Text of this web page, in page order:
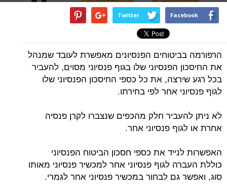
Facebook
Twitter
הרפורמה בביטוחים הפנסיונים מאפשרת לעובד שמנהל
את החיסכון הפנסיוני שלו בגוף פנסיוני מסוים, להעביר
בכל רגע שירצה, את כל כספי החיסכון הפנסיוני שלו
לגוף פנסיוני אחר לפי בחירתו.
לא ניתן להעביר חלק מהכפים שנצברו לקרן פנסיה
אחרת או לגוף פנסיוני אחר.
האפשרות לנייד את כספי חסכון הביטוח הפנסיוני
כוללת העברה לגוף פנסיוני אחר למכשיר פנסיוני מאותו
סוג, ואפשר גם לבחור במכשיר פנסיוני אחר לגמרי.